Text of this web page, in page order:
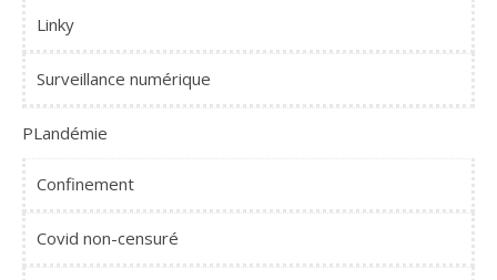
Linky
Surveillance numérique
PLandémie
Confinement
Covid non-censuré